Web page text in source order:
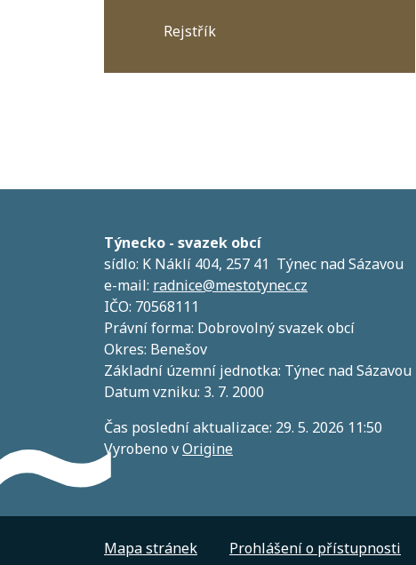
Rejstřík
Týnecko - svazek obcí
sídlo: K Náklí 404, 257 41 Týnec nad Sázavou
e-mail: radnice@mestotynec.cz
IČO: 70568111
Právní forma: Dobrovolný svazek obcí
Okres: Benešov
Základní územní jednotka: Týnec nad Sázavou
Datum vzniku: 3. 7. 2000
Čas poslední aktualizace: 29. 5. 2026 11:50
Vyrobeno vOrigine
Mapa stránek Prohlášení o přístupnosti